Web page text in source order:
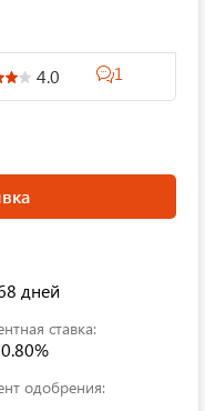
4.0 1
дней
ставка:
одобрения: